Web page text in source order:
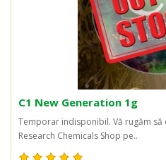
C1 New Generation 1g
Temporar indisponibil. Vă rugăm
Research Chemicals Shop pe..